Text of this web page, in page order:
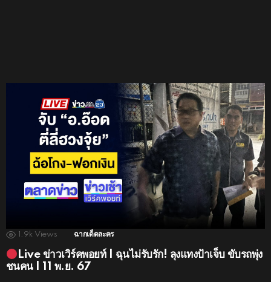
1.9k Views ฉากเด็ดละคร
Live ข่าวเวิร์คพอยท์ | ฉุนไม่รับรัก! ลุงแทงป้าเจ็บ ขับรถพุ่ง
ชนคน | 11 พ.ย. 67